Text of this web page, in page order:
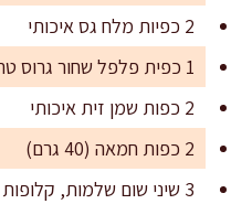
2 כפיות מלח גס איכותי
1 כפית פלפל שחור גרוס טרי
2 כפות שמן זית איכותי
2 כפות חמאה (40 גרם)
3 שיני שום שלמות, קלופות ומרוסקות קלות